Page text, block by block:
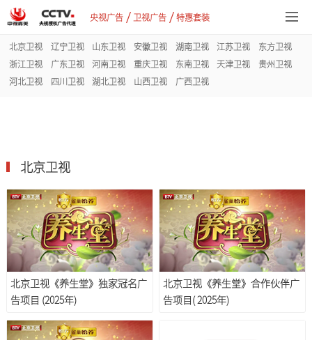
央视广告/ 卫视广告/ 特惠套装
北京卫视 辽宁卫视 山东卫视 安徽卫视 湖南卫视 江苏卫视 东方卫视
浙江卫视 广东卫视 河南卫视 重庆卫视 东南卫视 天津卫视 贵州卫视
河北卫视 四川卫视 湖北卫视 山西卫视 广西卫视
北京卫视
北京卫视《养生堂》独家冠名广
告项目 (2025年)
北京卫视《养生堂》合作伙伴广
告项目( 2025年)